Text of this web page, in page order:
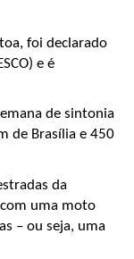
foi declarado
e é
de sintonia
de Brasília e 450
da
uma moto
– ou seja, uma